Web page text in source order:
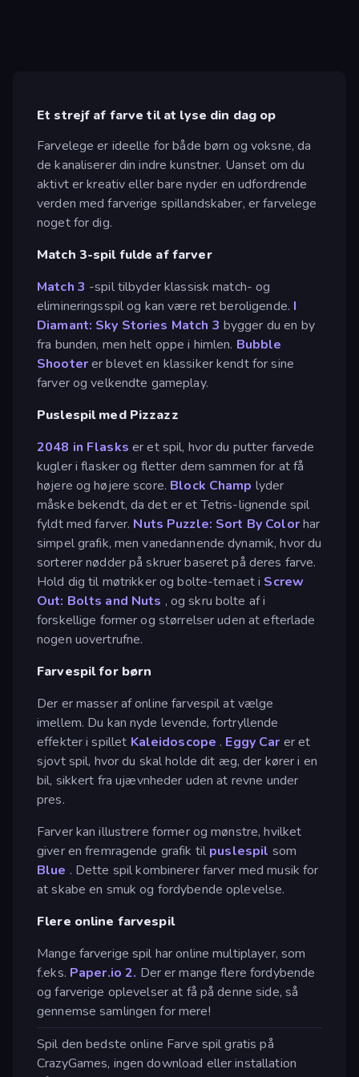
Et strejf af farve til at lyse din dag op
Farvelege er ideelle for både børn og voksne, da
de kanaliserer din indre kunstner. Uanset om du
aktivt er kreativ eller bare nyder en udfordrende
verden med farverige spillandskaber, er farvelege
noget for dig.
Match 3-spil fulde af farver
Match 3 -spil tilbyder klassisk match- og
elimineringsspil og kan være ret beroligende. I
Diamant: Sky Stories Match 3 bygger du en by
fra bunden, men helt oppe i himlen. Bubble
Shooterer blevet en klassiker kendt for sine
farver og velkendte gameplay.
Puslespil med Pizzazz
2048 in Flasks er et spil, hvor du putter farvede
kugler i flasker og fletter dem sammen for at få
højere og højere score. Block Champ lyder
måske bekendt, da det er et Tetris-lignende spil
fyldt med farver. Nuts Puzzle: Sort By Colorhar
simpel grafik, men vanedannende dynamik, hvor du
sorterer nødder på skruer baseret på deres farve.
Hold dig til møtrikker og bolte-temaet i Screw
Out: Bolts and Nuts , og skru bolte af i
forskellige former og størrelser uden at efterlade
nogen uovertrufne.
Farvespil for børn
Der er masser af online farvespil at vælge
imellem. Du kan nyde levende, fortryllende
effekter i spillet Kaleidoscope . Eggy Car er et
sjovt spil, hvor du skal holde dit æg, der kører i en
bil, sikkert fra ujævnheder uden at revne under
pres.
Farver kan illustrere former og mønstre, hvilket
giver en fremragende grafik til puslespil som
Blue . Dette spil kombinerer farver med musik for
at skabe en smuk og fordybende oplevelse.
Flere online farvespil
Mange farverige spil har online multiplayer, som
f.eks. Paper.io 2. Der er mange flere fordybende
og farverige oplevelser at få på denne side, så
gennemse samlingen for mere!
Spil den bedste online Farve spil gratis på
CrazyGames, ingen download eller installation